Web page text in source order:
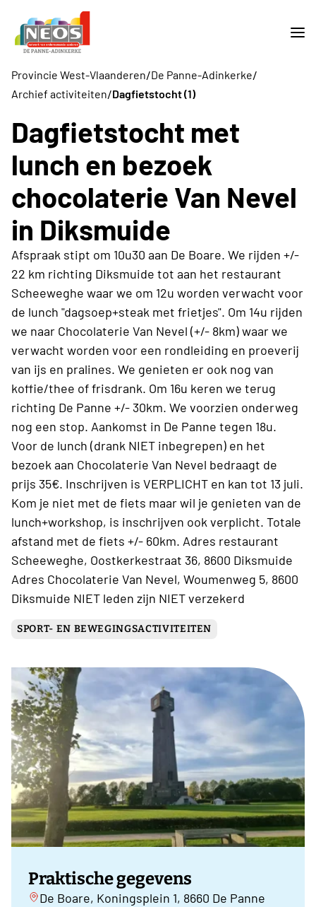
Provincie West-Vlaanderen/De Panne-Adinkerke/
Archief activiteiten/Dagfietstocht (1)
Dagfietstocht met
lunch en bezoek
chocolaterie Van Nevel
in Diksmuide
Afspraak stipt om 10u30 aan De Boare. We rijden +/-
22 km richting Diksmuide tot aan het restaurant
Scheeweghe waar we om 12u worden verwacht voor
de lunch "dagsoep+steak met frietjes". Om 14u rijden
we naar Chocolaterie Van Nevel (+/- 8km) waar we
verwacht worden voor een rondleiding en proeverij
van ijs en pralines. We genieten er ook nog van
koffie/thee of frisdrank. Om 16u keren we terug
richting De Panne +/- 30km. We voorzien onderweg
nog een stop. Aankomst in De Panne tegen 18u.
Voor de lunch (drank NIET inbegrepen) en het
bezoek aan Chocolaterie Van Nevel bedraagt de
prijs 35€. Inschrijven is VERPLICHT en kan tot 13 juli.
Kom je niet met de fiets maar wil je genieten van de
lunch+workshop, is inschrijven ook verplicht. Totale
afstand met de fiets +/- 60km. Adres restaurant
Scheeweghe, Oostkerkestraat 36, 8600 Diksmuide
Adres Chocolaterie Van Nevel, Woumenweg 5, 8600
Diksmuide NIET leden zijn NIET verzekerd
SPORT- EN BEWEGINGSACTIVITEITEN
Praktische gegevens
De Boare, Koningsplein 1, 8660 De Panne